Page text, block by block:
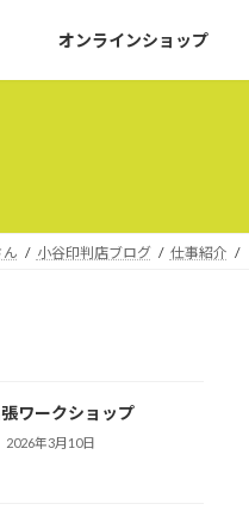
オンラインショップ
小谷印判店ブログ 仕事紹介
ワークショップ
2026年3月10日